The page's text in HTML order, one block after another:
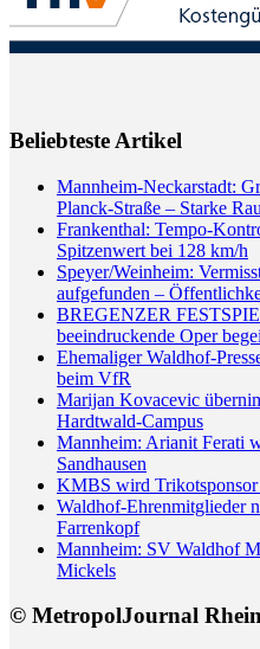
Beliebteste Artikel
Mannheim-Neckarstadt:
Planck-Straße – Starke
Frankenthal: Tempo-
Spitzenwert bei 128 km/h
Speyer/Weinheim:
aufgefunden –
BREGENZER
beeindruckende Oper
Ehemaliger Waldhof-
beim VfR
Marijan Kovacevic
Hardtwald-Campus
Mannheim: Arianit Ferati
Sandhausen
KMBS wird Trikotsponsor
Waldhof-Ehrenmitglieder
Farrenkopf
Mannheim: SV Waldhof
Mickels
© MetropolJournal